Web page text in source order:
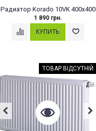
Радиатор Korado 10VK 400x400
1 890 грн.
ТОВАР ВІДСУТНІЙ